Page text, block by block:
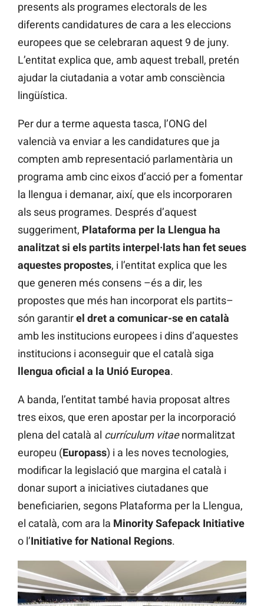
presents als programes electorals de les
diferents candidatures de cara a les eleccions
europees que se celebraran aquest 9 de juny.
L’entitat explica que, amb aquest treball, pretén
ajudar la ciutadania a votar amb consciència
lingüística.
Per dur a terme aquesta tasca, l’ONG del
valencià va enviar a les candidatures que ja
compten amb representació parlamentària un
programa amb cinc eixos d’acció per a fomentar
la llengua i demanar, així, que els incorporaren
als seus programes. Després d’aquest
suggeriment, Plataforma per la Llengua ha
analitzat si els partits interpel·lats han fet seues
aquestes propostes, i l’entitat explica que les
que generen més consens –és a dir, les
propostes que més han incorporat els partits–
són garantirel dret a comunicar-se en català
amb les institucions europees i dins d’aquestes
institucions i aconseguir que el català siga
llengua oficial a la Unió Europea.
A banda, l’entitat també havia proposat altres
tres eixos, que eren apostar per la incorporació
plena del català al currículum vitaenormalitzat
europeu (Europass) i a les noves tecnologies,
modificar la legislació que margina el català i
donar suport a iniciatives ciutadanes que
beneficiarien, segons Plataforma per la Llengua,
el català, com ara la Minority Safepack Initiative
o l’Initiative for National Regions.